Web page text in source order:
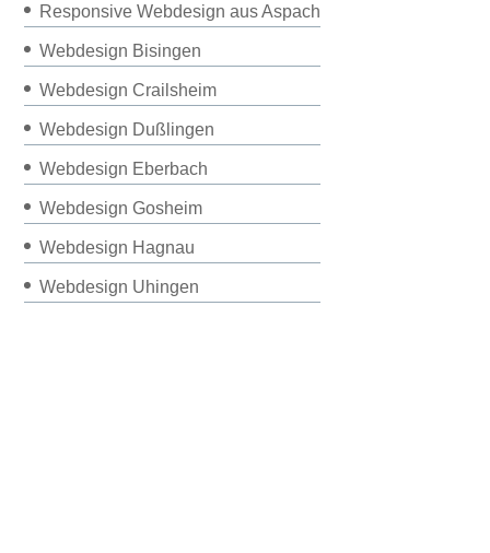
Responsive Webdesign aus Aspach
Webdesign Bisingen
Webdesign Crailsheim
Webdesign Dußlingen
Webdesign Eberbach
Webdesign Gosheim
Webdesign Hagnau
Webdesign Uhingen